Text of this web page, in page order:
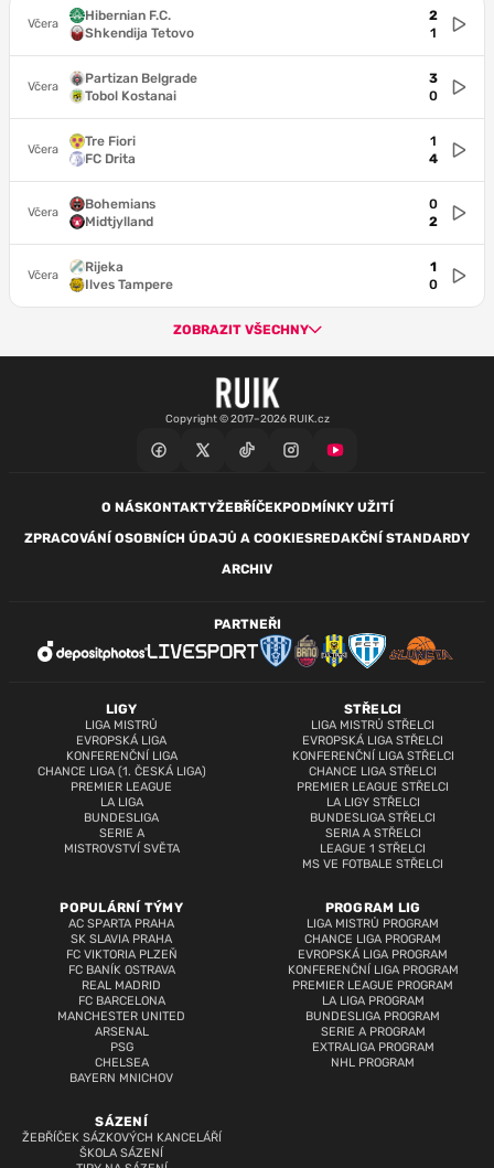
Včera
Hibernian F.C.
Shkendija Tetovo
2
1
Včera
Partizan Belgrade
Tobol Kostanai
3
0
Včera
Tre Fiori
FC Drita
1
4
Včera
Bohemians
Midtjylland
0
2
Včera
Rijeka
Ilves Tampere
1
0
ZOBRAZIT VŠECHNY
Copyright © 2017–2026 RUIK.cz
O NÁSKONTAKTYŽEBŘÍČEKPODMÍNKY UŽITÍ
ZPRACOVÁNÍ OSOBNÍCH ÚDAJŮ A COOKIESREDAKČNÍ STANDARDY
ARCHIV
LIGY
LIGA MISTRŮ
EVROPSKÁ LIGA
KONFERENČNÍ LIGA
CHANCE LIGA (1. ČESKÁ LIGA)
PREMIER LEAGUE
LA LIGA
BUNDESLIGA
SERIE A
MISTROVSTVÍ SVĚTA
STŘELCI
LIGA MISTRŮ STŘELCI
EVROPSKÁ LIGA STŘELCI
KONFERENČNÍ LIGA STŘELCI
CHANCE LIGA STŘELCI
PREMIER LEAGUE STŘELCI
LA LIGY STŘELCI
BUNDESLIGA STŘELCI
SERIA A STŘELCI
LEAGUE 1 STŘELCI
MS VE FOTBALE STŘELCI
POPULÁRNÍ TÝMY
AC SPARTA PRAHA
SK SLAVIA PRAHA
FC VIKTORIA PLZEŇ
FC BANÍK OSTRAVA
REAL MADRID
FC BARCELONA
MANCHESTER UNITED
ARSENAL
PSG
CHELSEA
BAYERN MNICHOV
PROGRAM LIG
LIGA MISTRŮ PROGRAM
CHANCE LIGA PROGRAM
EVROPSKÁ LIGA PROGRAM
KONFERENČNÍ LIGA PROGRAM
PREMIER LEAGUE PROGRAM
LA LIGA PROGRAM
BUNDESLIGA PROGRAM
SERIE A PROGRAM
EXTRALIGA PROGRAM
NHL PROGRAM
SÁZENÍ
ŽEBŘÍČEK SÁZKOVÝCH KANCELÁŘÍ
ŠKOLA SÁZENÍ
PARTNEŘI